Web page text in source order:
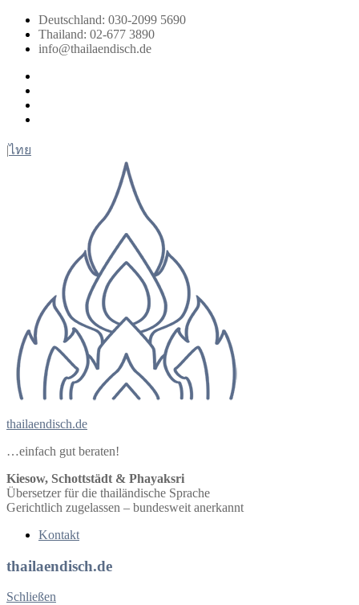
Zum
Inhalt
springen
Deutschland: 030-2099 5690
Thailand: 02-677 3890
info@thailaendisch.de
|ไทย
thailaendisch.de
…einfach gut beraten!
Kiesow, Schottstädt & Phayaksri
Übersetzer für die thailändische Sprache
Gerichtlich zugelassen – bundesweit anerkannt
Kontakt
thailaendisch.de
Schließen